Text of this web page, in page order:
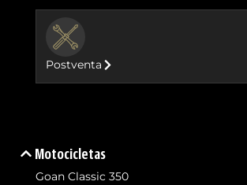
Postventa
Motocicletas
Goan Classic 350